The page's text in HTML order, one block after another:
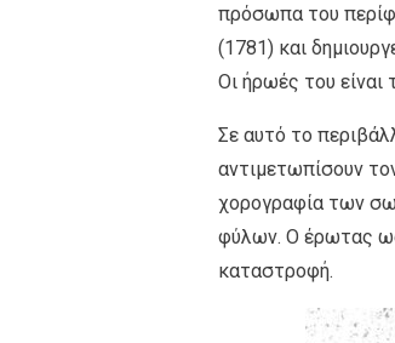
πρόσωπα του
(1781) και
Οι ήρωές του είναι
Σε αυτό το
αντιμετωπίσουν
χορογραφία των
φύλων. Ο έρωτας
καταστροφή.